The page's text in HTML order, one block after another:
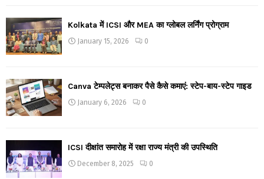
Kolkata में ICSI और MEA का ग्लोबल लर्निंग प्रोग्राम
January 15, 2026 0
Canva टेम्पलेट्स बनाकर पैसे कैसे कमाएं: स्टेप-बाय-स्टेप गाइड
January 6, 2026 0
ICSI दीक्षांत समारोह में रक्षा राज्य मंत्री की उपस्थिति
December 8, 2025 0